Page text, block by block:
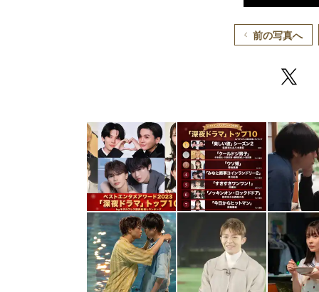
前の写真へ